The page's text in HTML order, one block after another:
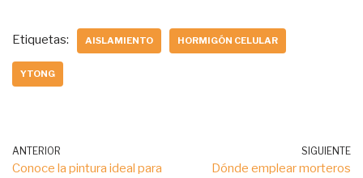
Etiquetas: AISLAMIENTO HORMIGÓN CELULAR
YTONG
ANTERIOR
Conoce la pintura ideal para
SIGUIENTE
Dónde emplear morteros